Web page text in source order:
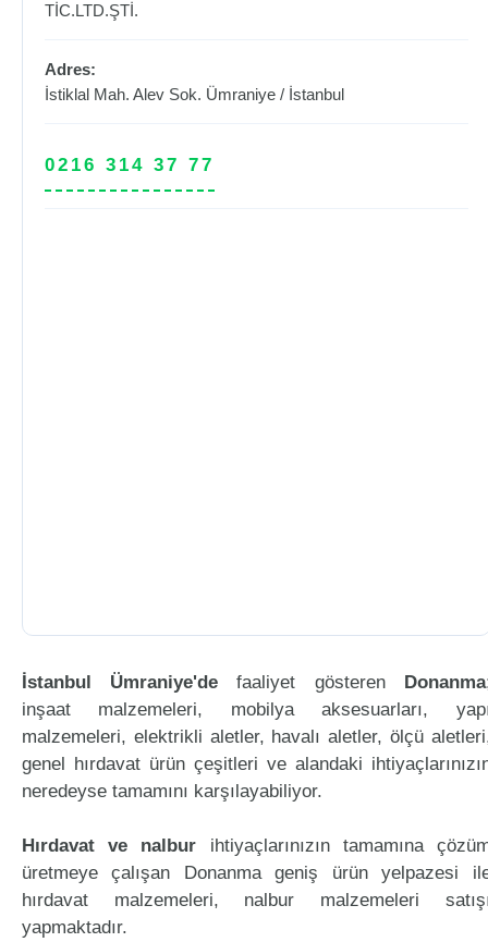
TİC.LTD.ŞTİ.
Adres:
İstiklal Mah. Alev Sok. Ümraniye / İstanbul
0216 314 37 77
İstanbul Ümraniye'de faaliyet gösteren Donanma
inşaat malzemeleri, mobilya aksesuarları,
malzemeleri, elektrikli aletler, havalı aletler, ölçü
genel hırdavat ürün çeşitleri ve alandaki
neredeyse tamamını karşılayabiliyor.
Hırdavat ve nalbur ihtiyaçlarınızın tamamına
üretmeye çalışan Donanma geniş ürün yelpazesi
hırdavat malzemeleri, nalbur malzemeleri
yapmaktadır.